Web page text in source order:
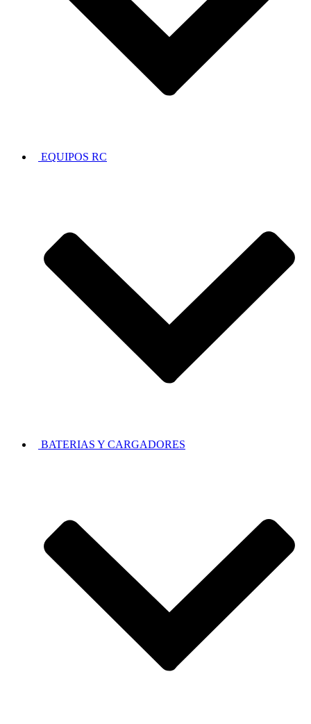
EQUIPOS RC
BATERIAS Y CARGADORES